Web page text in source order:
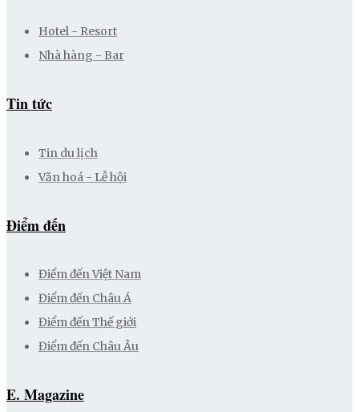
Hotel - Resort
Nhà hàng - Bar
Tin tức
Tin du lịch
Văn hoá - Lễ hội
Điểm đến
Điểm đến Việt Nam
Điểm đến Châu Á
Điểm đến Thế giới
Điểm đến Châu Âu
E. Magazine